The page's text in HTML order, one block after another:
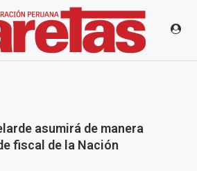
asumirá de manera
fiscal de la Nación